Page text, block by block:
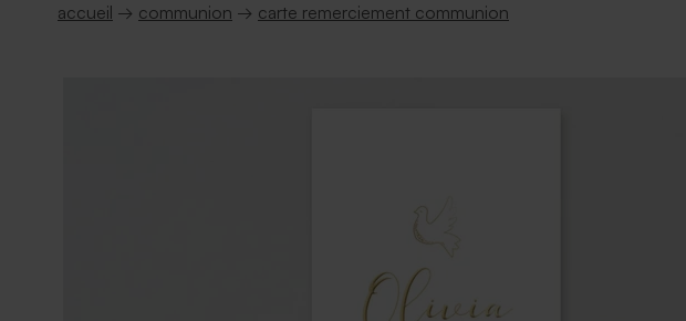
accueil → communion → carte remerciement communion